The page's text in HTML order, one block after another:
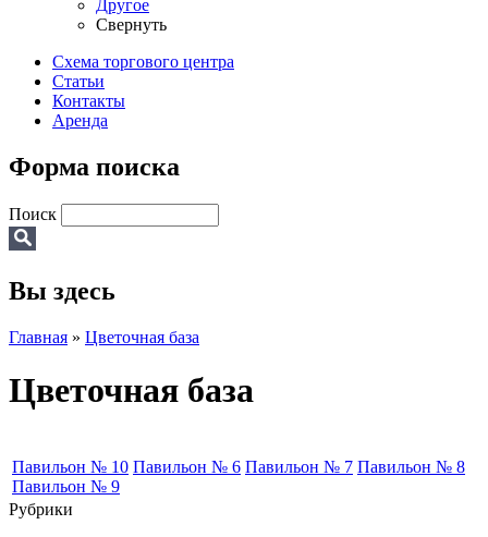
Другое
Свернуть
Схема торгового центра
Статьи
Контакты
Аренда
Форма поиска
Поиск
Вы здесь
Главная » Цветочная база
Цветочная база
Павильон № 10 Павильон № 6 Павильон № 7 Павильон № 8
Павильон № 9
Рубрики